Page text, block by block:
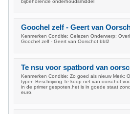
bijbehorende onderhoudsmiddel
Goochel zelf - Geert van
Kenmerken Conditie: Gelezen Onderwerp:
Goochel zelf - Geert van Oorschot bbl2
Te nsu voor spatbord van
Kenmerken Conditie: Zo goed als nieuw Merk:
typen Beschrijving Te koop net van oorschot
in de primer gespoten,het is in goede staat
euro.